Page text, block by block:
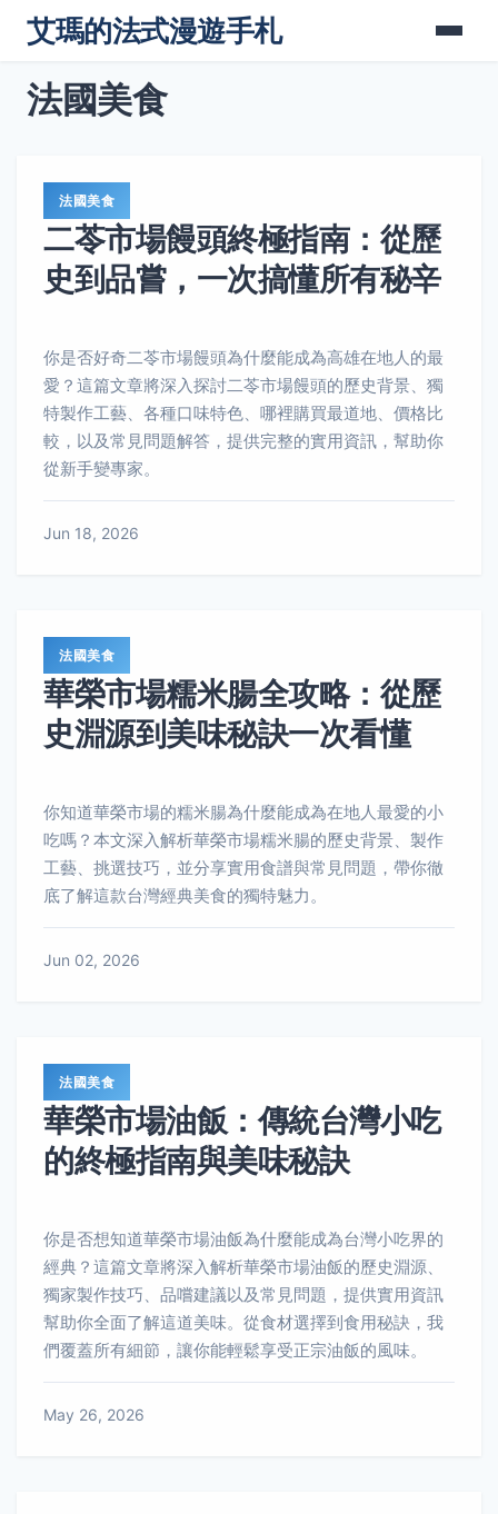
艾瑪的法式漫遊手札
法國美食
法國美食
二苓市場饅頭終極指南：從歷
史到品嘗，一次搞懂所有秘辛
你是否好奇二苓市場饅頭為什麼能成為高雄在地人的最
愛？這篇文章將深入探討二苓市場饅頭的歷史背景、獨
特製作工藝、各種口味特色、哪裡購買最道地、價格比
較，以及常見問題解答，提供完整的實用資訊，幫助你
從新手變專家。
Jun 18, 2026
法國美食
華榮市場糯米腸全攻略：從歷
史淵源到美味秘訣一次看懂
你知道華榮市場的糯米腸為什麼能成為在地人最愛的小
吃嗎？本文深入解析華榮市場糯米腸的歷史背景、製作
工藝、挑選技巧，並分享實用食譜與常見問題，帶你徹
底了解這款台灣經典美食的獨特魅力。
Jun 02, 2026
法國美食
華榮市場油飯：傳統台灣小吃
的終極指南與美味秘訣
你是否想知道華榮市場油飯為什麼能成為台灣小吃界的
經典？這篇文章將深入解析華榮市場油飯的歷史淵源、
獨家製作技巧、品嚐建議以及常見問題，提供實用資訊
幫助你全面了解這道美味。從食材選擇到食用秘訣，我
們覆蓋所有細節，讓你能輕鬆享受正宗油飯的風味。
May 26, 2026